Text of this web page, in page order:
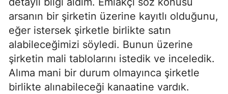
arsanın bir şirketin üzerine kayıtlı olduğunu,
eğer istersek şirketle birlikte satın
alabileceğimizi söyledi. Bunun üzerine
şirketin mali tablolarını istedik ve inceledik.
Alıma mani bir durum olmayınca şirketle
birlikte alınabileceği kanaatine vardık.